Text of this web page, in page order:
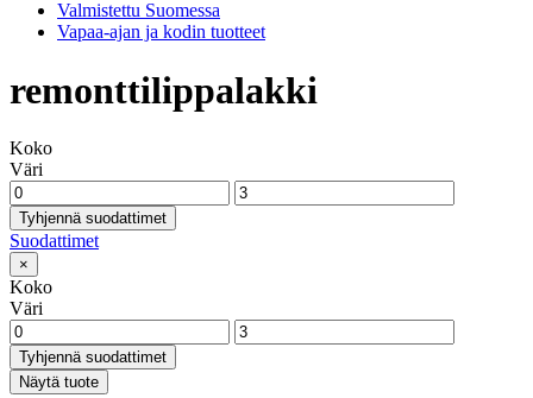
Valmistettu Suomessa
Vapaa-ajan ja kodin tuotteet
remonttilippalakki
Koko
Väri
Tyhjennä suodattimet
Suodattimet
×
Koko
Väri
Tyhjennä suodattimet
Näytä tuote